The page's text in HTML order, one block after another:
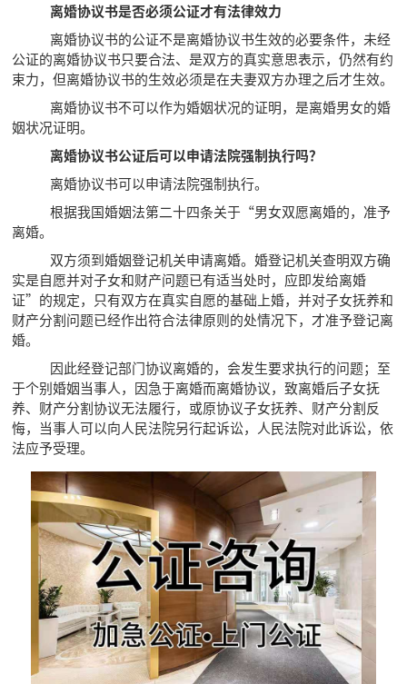
离婚协议书是否必须公证才有法律效力
离婚协议书的公证不是离婚协议书生效的必要条件，未经
公证的离婚协议书只要合法、是双方的真实意思表示，仍然有约
束力，但离婚协议书的生效必须是在夫妻双方办理之后才生效。
离婚协议书不可以作为婚姻状况的证明，是离婚男女的婚
姻状况证明。
离婚协议书公证后可以申请法院强制执行吗？
离婚协议书可以申请法院强制执行。
根据我国婚姻法第二十四条关于“男女双愿离婚的，准予
离婚。
双方须到婚姻登记机关申请离婚。婚登记机关查明双方确
实是自愿并对子女和财产问题已有适当处时，应即发给离婚
证”的规定，只有双方在真实自愿的基础上婚，并对子女抚养和
财产分割问题已经作出符合法律原则的处情况下，才准予登记离
婚。
因此经登记部门协议离婚的，会发生要求执行的问题；至
于个别婚姻当事人，因急于离婚而离婚协议，致离婚后子女抚
养、财产分割协议无法履行，或原协议子女抚养、财产分割反
悔，当事人可以向人民法院另行起诉讼，人民法院对此诉讼，依
法应予受理。